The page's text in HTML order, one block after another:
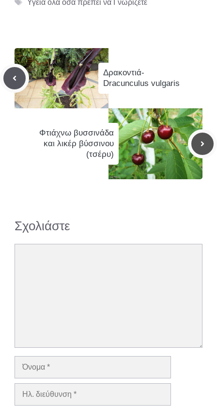
Υγεία όλα όσα πρέπει να Γνωρίζετε
Δρακοντιά-
Dracunculus vulgaris
Φτιάχνω βυσσινάδα
και λικέρ βύσσινου
(τσέρυ)
Σχολιάστε
Όνομα
Ηλ.